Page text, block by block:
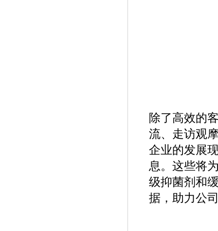
除了高效的
流、走访观
企业的发展
息。这些将
级抑菌剂和
据，助力公